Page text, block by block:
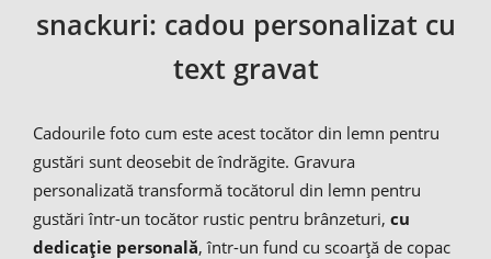
snackuri: cadou personalizat cu
text gravat
Cadourile foto cum este acest tocător din lemn pentru
gustări sunt deosebit de îndrăgite. Gravura
personalizată transformă tocătorul din lemn pentru
gustări într-un tocător rustic pentru brânzeturi, cu
dedicație personală, într-un fund cu scoarță de copac